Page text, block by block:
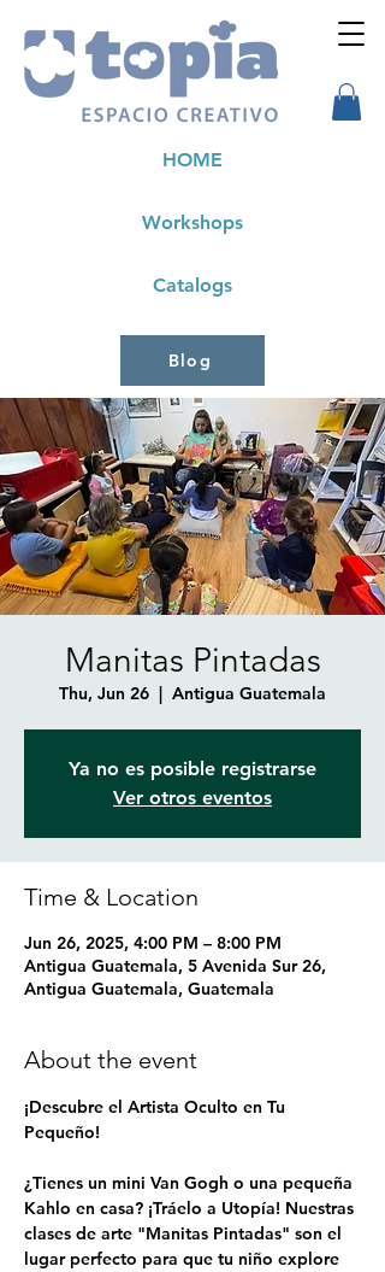
Workshops
HOME
Catalogs
Blog
Manitas Pintadas
Thu, Jun 26
  |
Antigua Guatemala
Ya no es posible registrarse
Ver otros eventos
Time & Location
Jun 26, 2025, 4:00 PM – 8:00 PM
Antigua Guatemala, 5 Avenida Sur 26,
Antigua Guatemala, Guatemala
About the event
¡Descubre el Artista Oculto en Tu
Pequeño!
¿Tienes un mini Van Gogh o una pequeña
Kahlo en casa? ¡Tráelo a Utopía! Nuestras
clases de arte "Manitas Pintadas" son el
lugar perfecto para que tu niño explore